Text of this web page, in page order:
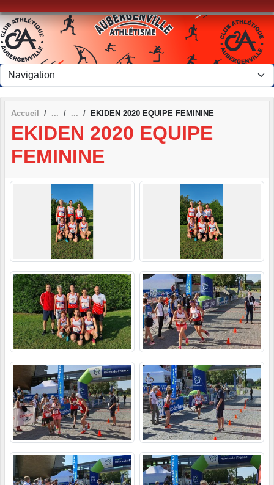
Accueil EKIDEN 2020 EQUIPE FEMININE
EKIDEN 2020 EQUIPE
FEMININE